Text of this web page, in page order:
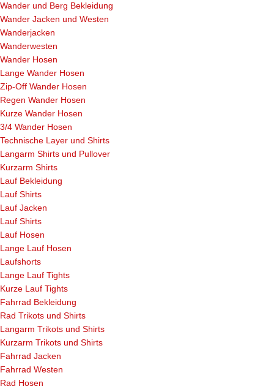
Wander und Berg Bekleidung
Wander Jacken und Westen
Wanderjacken
Wanderwesten
Wander Hosen
Lange Wander Hosen
Zip-Off Wander Hosen
Regen Wander Hosen
Kurze Wander Hosen
3/4 Wander Hosen
Technische Layer und Shirts
Langarm Shirts und Pullover
Kurzarm Shirts
Lauf Bekleidung
Lauf Shirts
Lauf Jacken
Lauf Shirts
Lauf Hosen
Lange Lauf Hosen
Laufshorts
Lange Lauf Tights
Kurze Lauf Tights
Fahrrad Bekleidung
Rad Trikots und Shirts
Langarm Trikots und Shirts
Kurzarm Trikots und Shirts
Fahrrad Jacken
Fahrrad Westen
Rad Hosen